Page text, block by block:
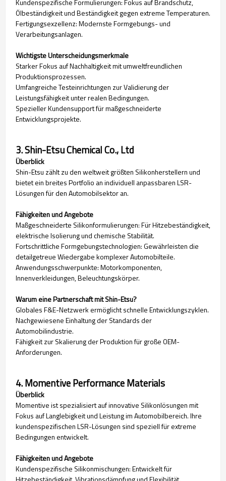
Kundenspezifische Formulierungen: Fokus auf Brandschutz,
Ölbeständigkeit und Beständigkeit gegen extreme Temperaturen.
Fertigungsexzellenz: Modernste Formgebungs- und
Verarbeitungsanlagen.
Wichtigste Unterscheidungsmerkmale
Starker Fokus auf Nachhaltigkeit mit umweltfreundlichen
Produktionsprozessen.
Umfangreiche Testeinrichtungen zur Validierung der
Leistungsfähigkeit unter realen Bedingungen.
Spezieller Kundensupport für maßgeschneiderte
Entwicklungsprojekte.
3. Shin-Etsu Chemical Co., Ltd
Überblick
Shin-Etsu zählt zu den weltweit größten Silikonherstellern und
bietet ein breites Portfolio an individuell anpassbaren LSR-
Lösungen für den Automobilsektor an.
Fähigkeiten und Angebote
Maßgeschneiderte Silikonformulierungen: Für Hitzebeständigkeit,
elektrische Isolierung und chemische Stabilität.
Fortschrittliche Formgebungstechnologien: Gewährleisten die
detailgetreue Wiedergabe komplexer Automobilteile.
Anwendungsschwerpunkte: Motorkomponenten,
Innenverkleidungen, Beleuchtungskörper.
Warum eine Partnerschaft mit Shin-Etsu?
Globales F&E-Netzwerk ermöglicht schnelle Entwicklungszyklen.
Nachgewiesene Einhaltung der Standards der
Automobilindustrie.
Fähigkeit zur Skalierung der Produktion für große OEM-
Anforderungen.
4. Momentive Performance Materials
Überblick
Momentive ist spezialisiert auf innovative Silikonlösungen mit
Fokus auf Langlebigkeit und Leistung im Automobilbereich. Ihre
kundenspezifischen LSR-Lösungen sind speziell für extreme
Bedingungen entwickelt.
Fähigkeiten und Angebote
Kundenspezifische Silikonmischungen: Entwickelt für